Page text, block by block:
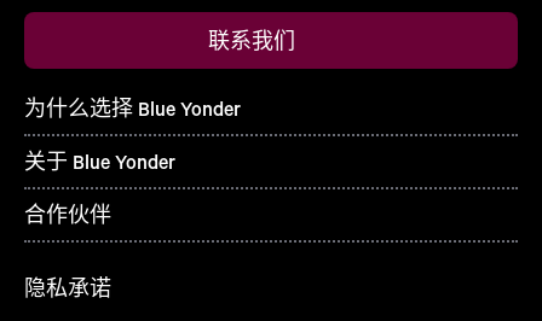
联系我们
为什么选择 Blue Yonder
关于 Blue Yonder
合作伙伴
隐私承诺